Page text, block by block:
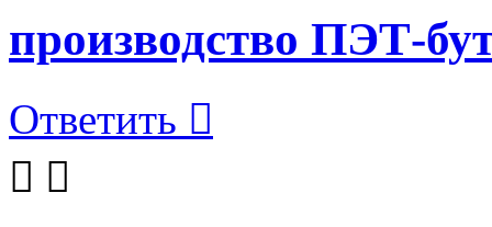
производство ПЭТ-
Ответить